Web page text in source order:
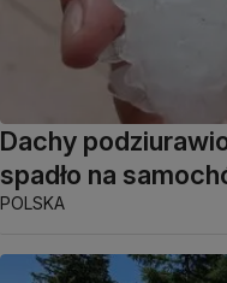
Dachy
spadło na
POLSKA